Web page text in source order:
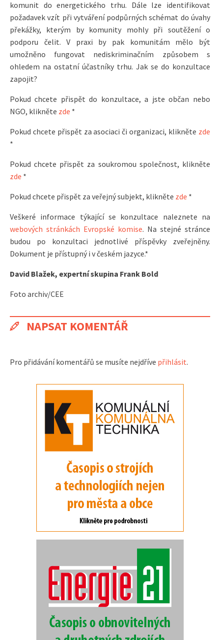
komunit do energetického trhu. Dále lze identifikovat
požadavek vzít při vytváření podpůrných schémat do úvahy
překážky, kterým by komunity mohly při soutěžení o
podporu čelit. V praxi by pak komunitám mělo být
umožněno fungovat nediskriminačním způsobem s
ohledem na ostatní účastníky trhu. Jak se do konzultace
zapojit?
Pokud chcete přispět do konzultace, a jste občan nebo
NGO, klikněte zde *
Pokud chcete přispět za asociaci či organizaci, klikněte zde
*
Pokud chcete přispět za soukromou společnost, klikněte
zde *
Pokud chcete přispět za veřejný subjekt, klikněte zde *
Veškeré informace týkající se konzultace naleznete na
webových stránkách Evropské komise. Na stejné stránce
budou po konzultaci jednotlivé příspěvky zveřejněny.
Dokument je přístupný i v českém jazyce.*
David Blažek, expertní skupina Frank Bold
Foto archiv/CEE
NAPSAT KOMENTÁŘ
Pro přidávání komentářů se musíte nejdříve přihlásit.